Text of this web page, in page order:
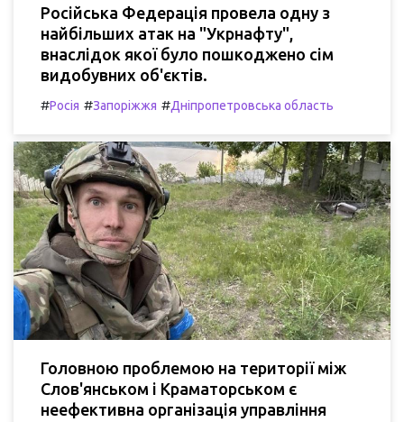
Російська Федерація провела одну з
найбільших атак на "Укрнафту",
внаслідок якої було пошкоджено сім
видобувних об'єктів.
#Росія #Запоріжжя #Дніпропетровська область
Головною проблемою на території між
Слов'янськом і Краматорськом є
неефективна організація управління